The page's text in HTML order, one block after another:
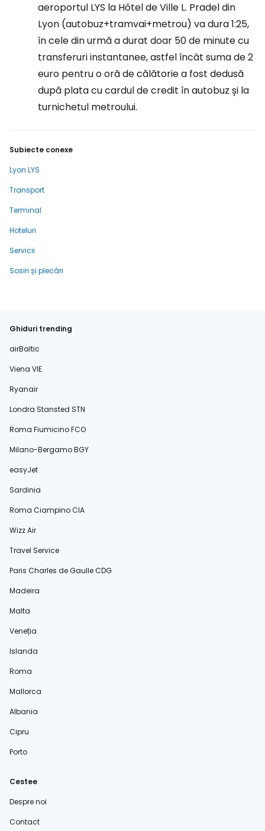
aeroportul LYS la Hôtel de Ville L. Pradel din
Lyon (autobuz+tramvai+metrou) va dura 1:25,
în cele din urmă a durat doar 50 de minute cu
transferuri instantanee, astfel încât suma de 2
euro pentru o oră de călătorie a fost dedusă
după plata cu cardul de credit în autobuz și la
turnichetul metroului.
Subiecte conexe
Lyon LYS
Transport
Terminal
Hoteluri
Servicii
Sosiri și plecări
Ghiduri trending
airBaltic
Viena VIE
Ryanair
Londra Stansted STN
Roma Fiumicino FCO
Milano-Bergamo BGY
easyJet
Sardinia
Roma Ciampino CIA
Wizz Air
Travel Service
Paris Charles de Gaulle CDG
Madeira
Malta
Veneția
Islanda
Roma
Mallorca
Albania
Cipru
Porto
Cestee
Despre noi
Contact